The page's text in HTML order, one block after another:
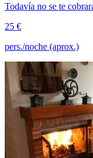
Todavía no se te
25 €
pers./noche (aprox.)